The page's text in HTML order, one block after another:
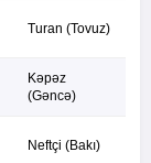
Turan (Tovuz)
Kəpəz
(Gəncə)
Neftçi (Bakı)